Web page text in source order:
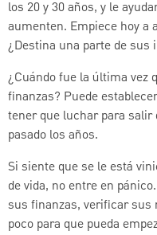
los 20 y 30 años, y le
aumenten. Empiece hoy a
¿Destina una parte de sus
¿Cuándo fue la última vez
finanzas? Puede
tener que luchar para salir
pasado los años.
Si siente que se le está
de vida, no entre en
sus finanzas, verificar
poco para que pueda